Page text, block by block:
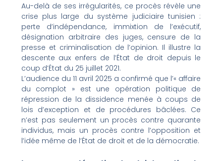
Au-delà de ses irrégularités, ce procès révèle une
crise plus large du système judiciaire tunisien :
perte d’indépendance, immixtion de l’exécutif,
désignation arbitraire des juges, censure de la
presse et criminalisation de l’opinion. Il illustre la
descente aux enfers de l’État de droit depuis le
coup d’État du 25 juillet 2021.
L’audience du 11 avril 2025 a confirmé que l’« affaire
du complot » est une opération politique de
répression de la dissidence menée à coups de
lois d’exception et de procédures bâclées. Ce
n’est pas seulement un procès contre quarante
individus, mais un procès contre l’opposition et
l’idée même de l’État de droit et de la démocratie.